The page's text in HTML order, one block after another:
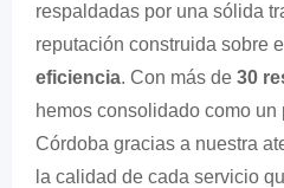
respaldadas por una sólida
reputación construida sobre el
eficiencia. Con más de 30
hemos consolidado como un
Córdoba gracias a nuestra
la calidad de cada servicio